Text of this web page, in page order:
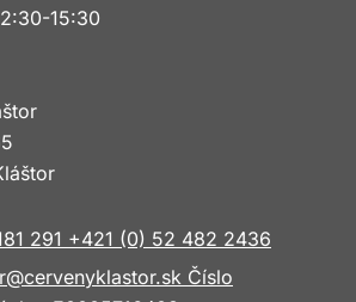
15:30
291 +421 (0) 52 482 2436
Číslo